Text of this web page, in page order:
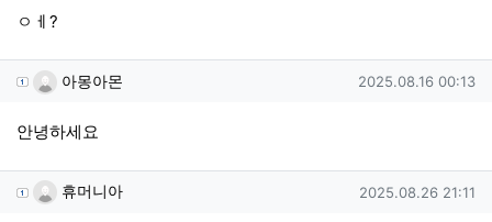
ㅇㅔ?
아몽아몬님의 댓글
아몽아몬 작성일
2025.08.16 00:13
안녕하세요
휴머니아님의 댓글
휴머니아 작성일
2025.08.26 21:11